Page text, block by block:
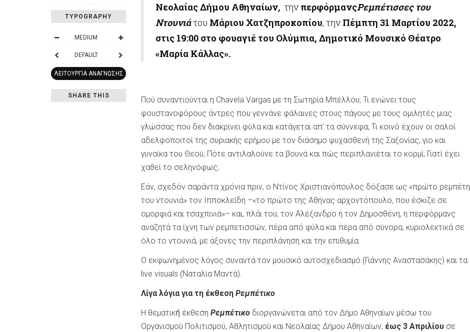
TYPOGRAPHY
MEDIUM
DEFAULT
ΛΕΙΤΟΥΡΓΊΑ ΑΝΆΓΝΩΣΗΣ
SHARE THIS
ΝεολαίαςΔήμου Αθηναίων, τηνπερφόρμανςΡεμπέτισσες του
Ντουνιάτου Μάριου Χατζηπροκοπίου, τηνΠέμπτη 31 Μαρτίου 2022,
στις 19:00 στο φουαγιέ του Ολύμπια, Δημοτικό Μουσικό Θέατρο
«Μαρία Κάλλας».
Πού συναντιούνται η Chavela Vargas με τη Σωτηρία Μπέλλου; Τι ενώνει τους
φουστανοφόρους άντρες που γεννάνε φάλαινες στους πάγους με τους ομιλητές μιας
γλώσσας που δεν διακρίνει φύλα και κατάγεται απ’ τα σύννεφα; Τι κοινό έχουν οι σαλοί
αδελφοποιτοί της συριακής ερήμου με τον διάσημο ψυχασθενή της Σαξονίας, γιο και
γυναίκα του Θεού; Πότε αντιλαλούνε τα βουνά και πώς περιπλανιέται το κορμί; Γιατί έχει
χαθεί το σεληνόφως;
Εάν, σχεδόν σαράντα χρόνια πριν, ο Ντίνος Χριστιανόπουλος δόξασε ως «πρώτο ρεμπέτη
του ντουνιά» τον Ιπποκλείδη –«το πρώτο της Αθήνας αρχοντόπουλο, που έσκιζε σε
ομορφιά και τσαχπινιά»– και, πλάι του, τον Αλέξανδρο ή τον Δημοσθένη, η περφόρμανς
αναζητά τα ίχνη των ρεμπετισσών, πέρα από φύλα και πέρα από σύνορα, κυριολεκτικά σε
όλο το ντουνιά, με άξονες την περιπλάνηση και την επιθυμία.
Ο εκφωνημένος λόγος συναντά τον μουσικό αυτοσχεδιασμό (Γιάννης Αναστασάκης) και τα
live visuals (Ναταλία Μαντά).
Λίγα λόγια για τη έκθεση Ρεμπέτικο
Η θεματική́ έκθεση Ρεμπέτικο διοργανώνεται από τον Δήμο Αθηναίων μέσω του
Οργανισμού Πολιτισμού, Αθλητισμού και Νεολαίας Δήμου Αθηναίων, έως 3 Απριλίου σε